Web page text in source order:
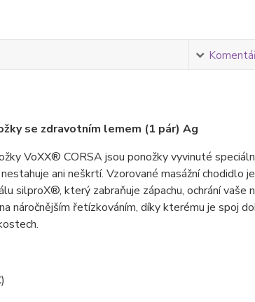
se zdravotním lemem (1 pár) Ag
VoXX® CORSA jsou ponožky vyvinuté
ani neškrtí. Vzorované masážní chodidlo
silproX®, který zabraňuje zápachu, ochrání
náročnějším řetízkováním, díky kterému je spoj